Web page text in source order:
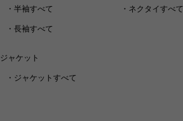
・ 半袖すべて
・ 長袖すべて
ジャケット
・ ジャケットすべて
・ ネクタイすべて